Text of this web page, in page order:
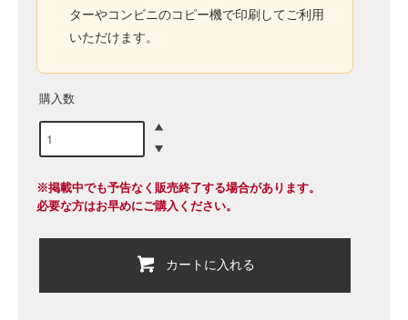
ターやコンビニのコピー機で印刷してご利用
いただけます。
購入数
※掲載中でも予告なく販売終了する場合があります。
必要な方はお早めにご購入ください。
カートに入れる